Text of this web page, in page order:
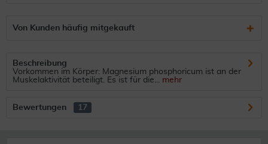
Von Kunden häufig mitgekauft
Beschreibung
Vorkommen im Körper: Magnesium phosphoricum ist an der
Muskelaktivität beteiligt. Es ist für die... mehr
Bewertungen 17